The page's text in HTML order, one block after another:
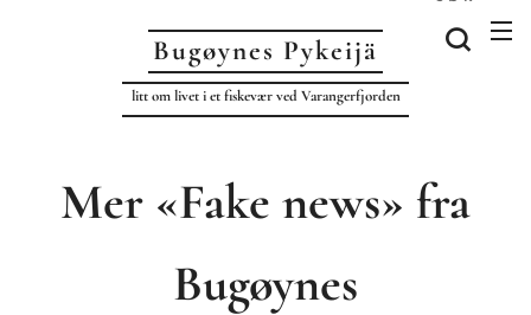
Bugøynes Pykeijä
litt om livet i et fiskevær ved Varangerfjorden
Mer «Fake news» fra
Bugøynes